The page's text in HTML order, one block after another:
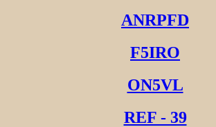
ANRPFD
F5IRO
ON5VL
REF - 39